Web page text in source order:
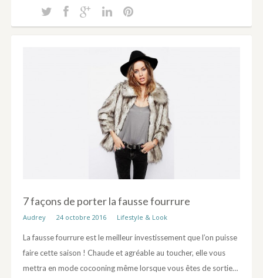
7 façons de porter la fausse fourrure
Audrey 24 octobre 2016 Lifestyle & Look
La fausse fourrure est le meilleur investissement que l’on puisse
faire cette saison ! Chaude et agréable au toucher, elle vous
mettra en mode cocooning même lorsque vous êtes de sortie…